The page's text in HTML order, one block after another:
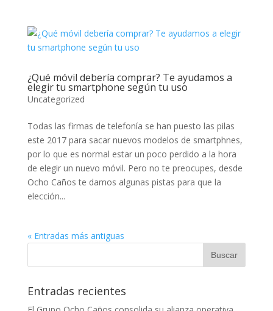
¿Qué móvil debería comprar? Te ayudamos a
elegir tu smartphone según tu uso
Uncategorized
Todas las firmas de telefonía se han puesto las pilas
este 2017 para sacar nuevos modelos de smartphnes,
por lo que es normal estar un poco perdido a la hora
de elegir un nuevo móvil. Pero no te preocupes, desde
Ocho Caños te damos algunas pistas para que la
elección...
« Entradas más antiguas
Entradas recientes